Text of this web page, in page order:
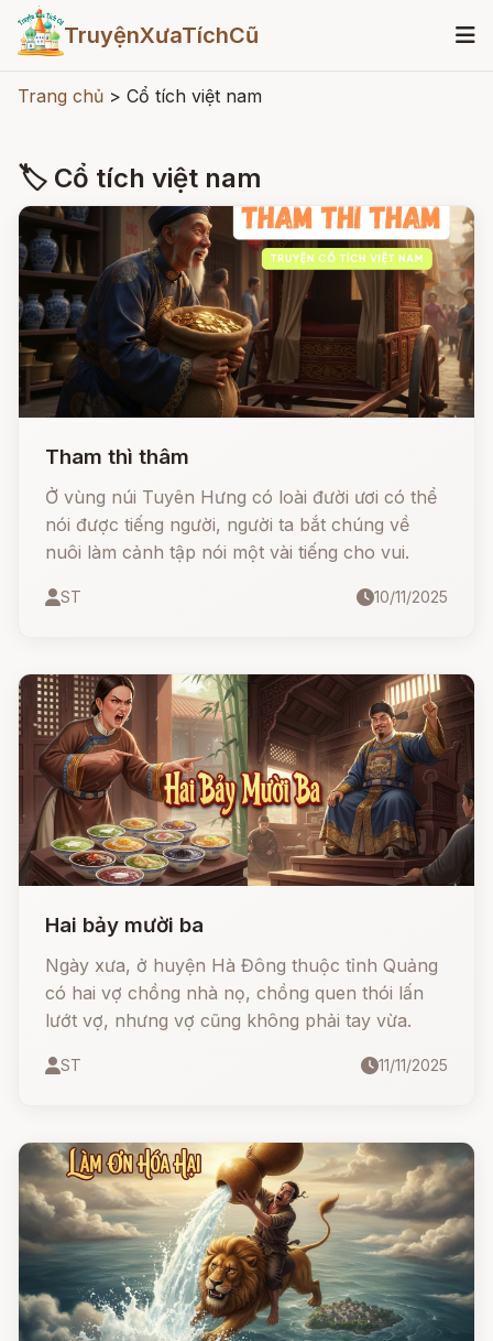
TruyệnXưaTíchCũ
Trang chủ > Cổ tích việt nam
🏷 Cổ tích việt nam
Tham thì thâm
Ở vùng núi Tuyên Hưng có loài đười ươi có thể
nói được tiếng người, người ta bắt chúng về
nuôi làm cảnh tập nói một vài tiếng cho vui.
ST 10/11/2025
Hai bảy mười ba
Ngày xưa, ở huyện Hà Đông thuộc tỉnh Quảng
có hai vợ chồng nhà nọ, chồng quen thói lấn
lướt vợ, nhưng vợ cũng không phải tay vừa.
ST 11/11/2025